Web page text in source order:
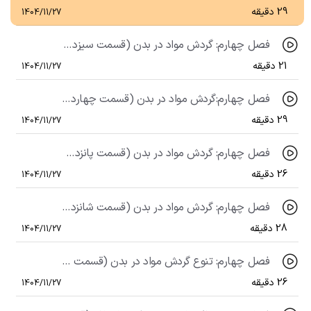
29 دقیقه 1404/11/27
فصل چهارم: گردش مواد در بدن (قسمت سیزدهم)، گفتار سوم: خون (قسمت سوم)
21 دقیقه 1404/11/27
فصل چهارم:گردش مواد در بدن (قسمت چهاردهم)، گفتار سوم: خون (قسمت چهارم)
29 دقیقه 1404/11/27
فصل چهارم: گردش مواد در بدن (قسمت پانزدهم)، گفتار چهارم: تنوع گردش مواد در جانداران (قسمت اول)
26 دقیقه 1404/11/27
فصل چهارم: گردش مواد در بدن (قسمت شانزدهم)، گفتار چهارم: تنوع گردش مواد در جانداران (قسمت دوم)
28 دقیقه 1404/11/27
فصل چهارم: تنوع گردش مواد در بدن (قسمت هفدهم)، گفتار چهارم: تنوع گردش مواد در جانداران (قسمت سوم)
26 دقیقه 1404/11/27